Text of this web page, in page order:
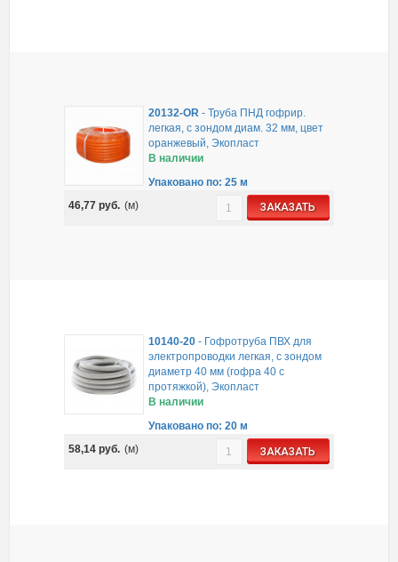
20132-OR -Труба ПНД гофрир.
легкая, с зондом диам. 32 мм, цвет
оранжевый, Экопласт
В наличии
Упаковано по: 25 м
46,77руб. (м) ЗАКАЗАТЬ
10140-20 - Гофротруба ПВХ для
электропроводки легкая, с зондом
диаметр 40 мм (гофра 40 с
протяжкой), Экопласт
В наличии
Упаковано по: 20 м
58,14руб. (м) ЗАКАЗАТЬ